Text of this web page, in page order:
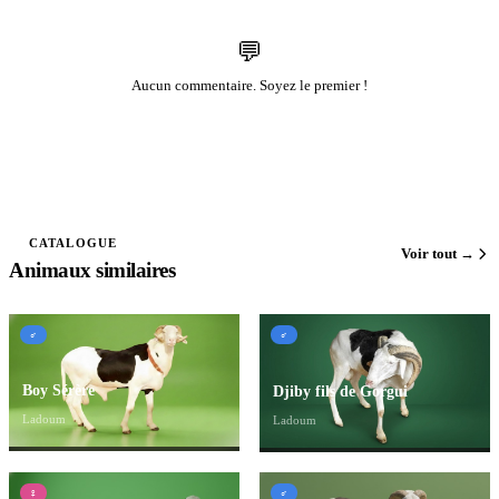
💬
Aucun commentaire. Soyez le premier !
CATALOGUE
Animaux similaires
Voir tout →
♂
Boy Sérère
Ladoum
♂
Djiby fils de Gorgui
Ladoum
♀ ♂